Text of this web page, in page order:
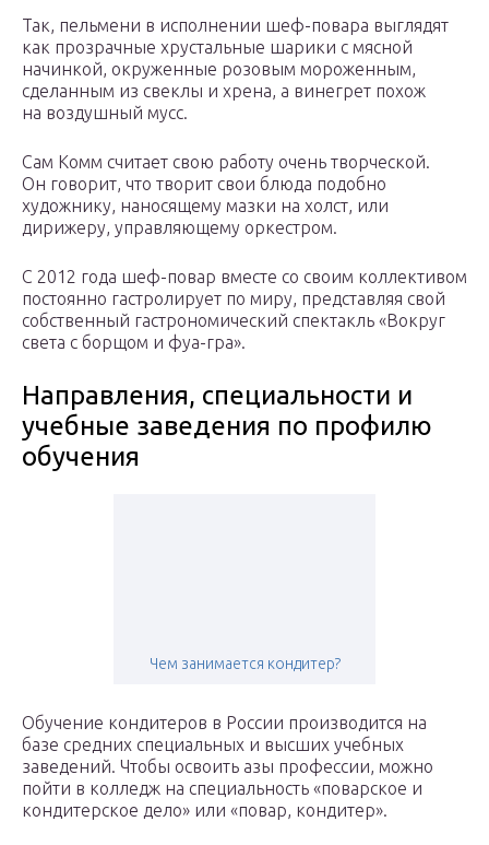
Так, пельмени в исполнении шеф-повара выглядят
как прозрачные хрустальные шарики с мясной
начинкой, окруженные розовым мороженным,
сделанным из свеклы и хрена, а винегрет похож
на воздушный мусс.
Сам Комм считает свою работу очень творческой.
Он говорит, что творит свои блюда подобно
художнику, наносящему мазки на холст, или
дирижеру, управляющему оркестром.
С 2012 года шеф-повар вместе со своим коллективом
постоянно гастролирует по миру, представляя свой
собственный гастрономический спектакль «Вокруг
света с борщом и фуа-гра».
Направления, специальности и
учебные заведения по профилю
обучения
Чем занимается кондитер?
Обучение кондитеров в России производится на
базе средних специальных и высших учебных
заведений. Чтобы освоить азы профессии, можно
пойти в колледж на специальность «поварское и
кондитерское дело» или «повар, кондитер».